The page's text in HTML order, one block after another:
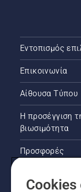
Εντοπισμός
Επικοινωνία
Αίθουσα Τύπου
Η προσέγγιση
βιωσιμότητα
Προσφορές
Cookies